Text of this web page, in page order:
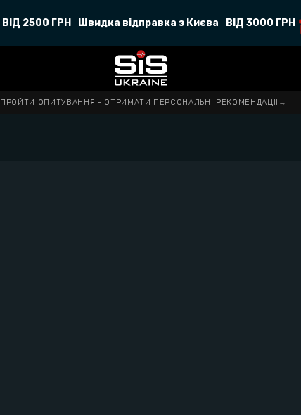
ВІД 2500 ГРН Швидка відправка з Києва ВІД 3000 ГРН
ПРОЙТИ ОПИТУВАННЯ - ОТРИМАТИ ПЕРСОНАЛЬНІ РЕКОМЕНДАЦІЇ →